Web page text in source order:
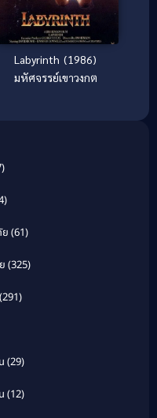
Labyrinth (1986)
มหัศจรรย์เขาวงกต
(61)
(325)
(291)
(29)
(12)